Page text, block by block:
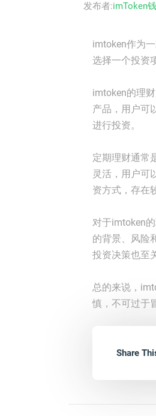
发布者:imToken
imtoken作为
选择一个投资
imtoken的理
产品，用户可
进行投资。
定期理财通常
灵活，用户可
资方式，存在
对于imtoken
的背景、风险
投资决策也至
总的来说，
慎，不可过于
Share